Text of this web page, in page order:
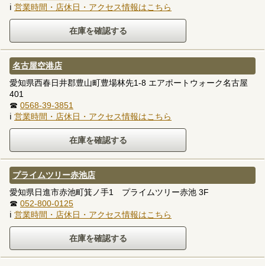
ℹ 営業時間・店休日・アクセス情報はこちら
名古屋空港店
愛知県西春日井郡豊山町豊場林先1-8 エアポートウォーク名古屋
401
☎ 0568-39-3851
ℹ 営業時間・店休日・アクセス情報はこちら
プライムツリー赤池店
愛知県日進市赤池町箕ノ手1 プライムツリー赤池 3F
☎ 052-800-0125
ℹ 営業時間・店休日・アクセス情報はこちら